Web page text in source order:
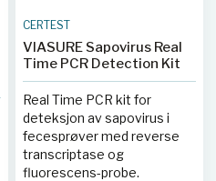
CERTEST
VIASURE Sapovirus Real
Time PCR Detection Kit
Real Time PCR kit for
deteksjon av sapovirus i
fecesprøver med reverse
transcriptase og
fluorescens-probe.